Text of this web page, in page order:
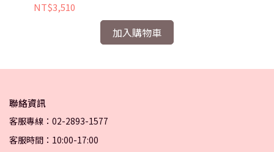
NT$3,510
加入購物車
聯絡資訊
客服專線：02-2893-1577
客服時間：10:00-17:00